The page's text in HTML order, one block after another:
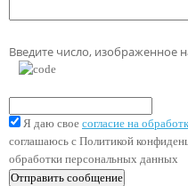
Введите число, изображенное
Я даю свое согласие на
соглашаюсь с Политикой
обработки персональных данных